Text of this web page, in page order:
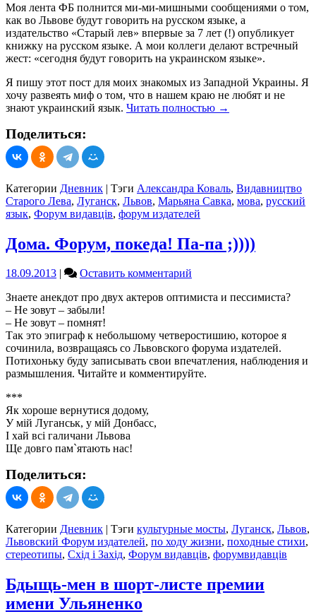
учите
меня
мову
любить
Моя лента ФБ полнится ми-ми-мишными сообщениями о том,
как во Львове будут говорить на русском языке, а
издательство «Старый лев» впервые за 7 лет (!) опубликует
книжку на русском языке. А мои коллеги делают встречный
жест: «сегодня будут говорить на украинском языке».
Я пишу этот пост для моих знакомых из Западной Украины. Я
хочу развеять миф о том, что в нашем краю не любят и не
знают украинский язык. Читать полностью →
Поделиться:
Категории Дневник | Тэги Александра Коваль, Видавництво
Старого Лева, Луганск, Львов, Марьяна Савка, мова, русский
язык, Форум видавців, форум издателей
Дома. Форум, покеда! Па-па ;))))
18.09.2013 | Оставить комментарий
Форум,
па
;))))
Знаете анекдот про двух актеров оптимиста и пессимиста?
– Не зовут – забыли!
– Не зовут – помнят!
Так это эпиграф к небольшому четверостишию, которое я
сочинила, возвращаясь со Львовского форума издателей.
Потихоньку буду записывать свои впечатления, наблюдения и
размышления. Читайте и комментируйте.
***
Як хороше вернутися додому,
У мій Луганськ, у мій Донбасс,
І хай всі галичани Львова
Ще довго пам`ятають нас!
Поделиться:
Категории Дневник | Тэги культурные мосты, Луганск, Львов,
Львовский Форум издателей, по ходу жизни, походные стихи,
стереотипы, Схід і Захід, Форум видавців, форумвидавців
Бдыщь-мен в шорт-листе премии
имени Ульяненко